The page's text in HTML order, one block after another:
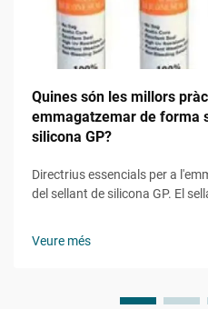
Quines són les millors
emmagatzemar de forma
silicona GP?
Directrius essencials per a
del sellant de silicona GP. El
Veure més